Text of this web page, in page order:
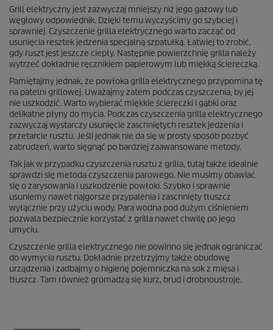
Grill elektryczny jest zazwyczaj mniejszy niż jego gazowy lub
węglowy odpowiednik. Dzięki temu wyczyścimy go szybciej i
sprawniej. Czyszczenie grilla elektrycznego warto zacząć od
usunięcia resztek jedzenia specjalną szpatułką. Łatwiej to zrobić,
gdy ruszt jest jeszcze ciepły. Następnie powierzchnię grilla należy
wytrzeć dokładnie ręcznikiem papierowym lub miękką ściereczką.
Pamiętajmy jednak, że powłoka grilla elektrycznego przypomina tę
na patelni grillowej. Uważajmy zatem podczas czyszczenia, by jej
nie uszkodzić. Warto wybierać miękkie ściereczki i gąbki oraz
delikatne płyny do mycia. Podczas czyszczenia grilla elektrycznego
zazwyczaj wystarczy usunięcie zaschniętych resztek jedzenia i
przetarcie rusztu. Jeśli jednak nie da się w prosty sposób pozbyć
zabrudzeń, warto sięgnąć po bardziej zaawansowane metody.
Tak jak w przypadku czyszczenia rusztu z grilla, tutaj także idealnie
sprawdzi się metoda czyszczenia parowego. Nie musimy obawiać
się o zarysowania i uszkodzenie powłoki. Szybko i sprawnie
usuniemy nawet najgorsze przypalenia i zaschnięty tłuszcz
wyłącznie przy użyciu wody. Para wodna pod dużym ciśnieniem
pozwala bezpiecznie korzystać z grilla nawet chwilę po jego
umyciu.
Czyszczenie grilla elektrycznego nie powinno się jednak ograniczać
do wymycia rusztu. Dokładnie przetrzyjmy także obudowę
urządzenia i zadbajmy o higienę pojemniczka na sok z mięsa i
tłuszcz. Tam również gromadzą się kurz, brud i drobnoustroje.